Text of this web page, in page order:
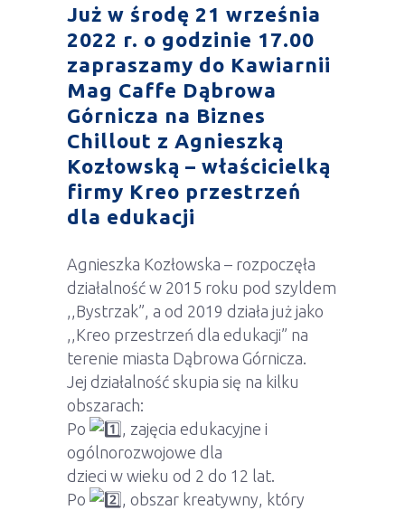
Już w środę 21 września
2022 r. o godzinie 17.00
zapraszamy do Kawiarnii
Mag Caffe Dąbrowa
Górnicza na Biznes
Chillout z Agnieszką
Kozłowską – właścicielką
firmy Kreo przestrzeń
dla edukacji
Agnieszka Kozłowska – rozpoczęła
działalność w 2015 roku pod szyldem
,,Bystrzak”, a od 2019 działa już jako
,,Kreo przestrzeń dla edukacji” na
terenie miasta Dąbrowa Górnicza.
Jej działalność skupia się na kilku
obszarach:
Po
, zajęcia edukacyjne i
ogólnorozwojowe dla
dzieci w wieku od 2 do 12 lat.
Po
, obszar kreatywny, który